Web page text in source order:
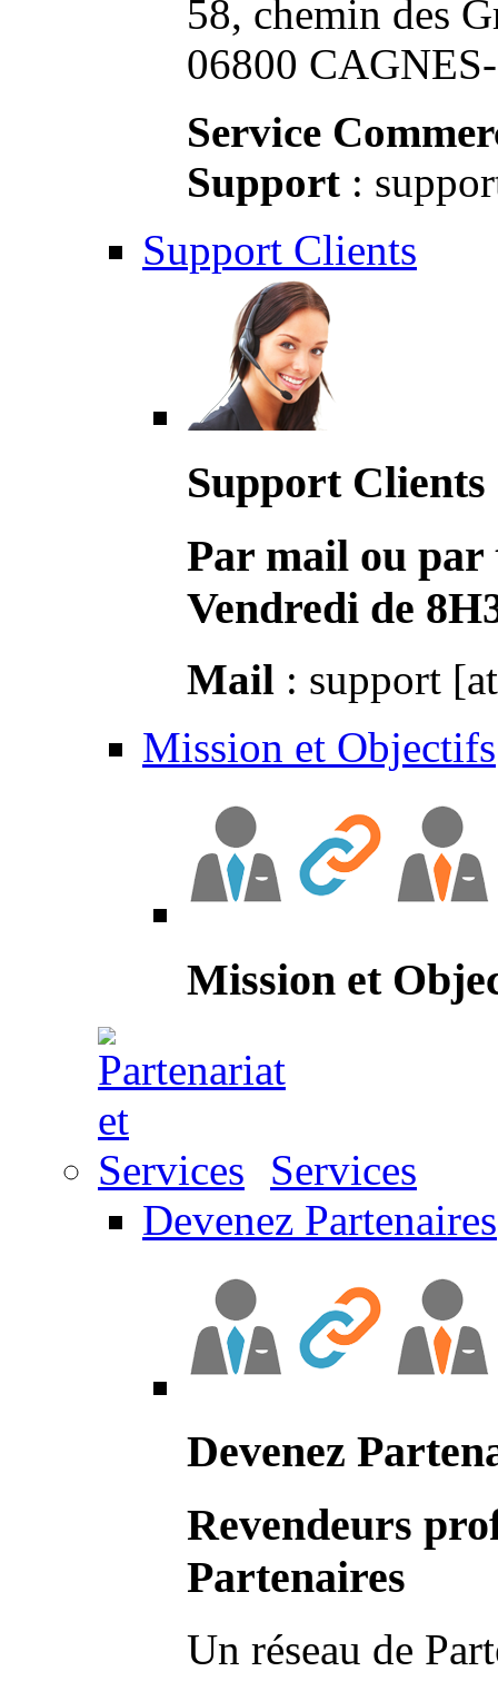
58, chemin des
06800
Service
Support :
Support Clients
Support Clients
Par mail ou par
Vendredi de
Mail : support
Mission et Objectifs
Mission et
Services
Devenez Partenaires
Devenez
Revendeurs
Partenaires
Un réseau de